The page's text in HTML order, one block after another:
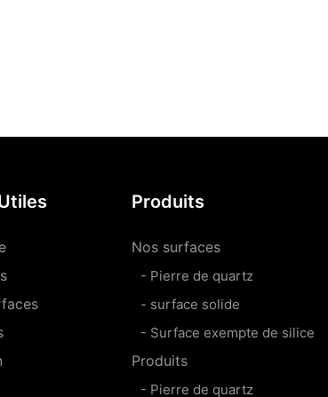
Produits
Nos surfaces
- Pierre de quartz
- surface solide
- Surface exempte de silice
Produits
- Pierre de quartz